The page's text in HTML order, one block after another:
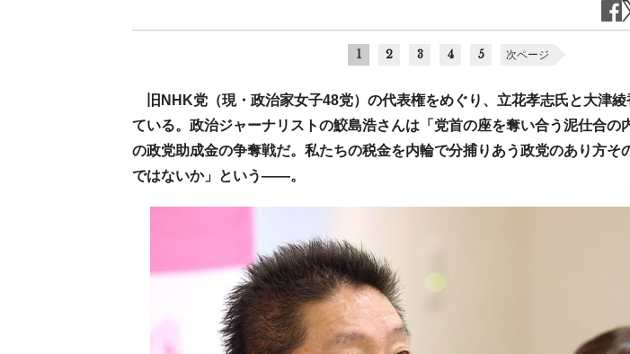
1 2 3 4 5 次ページ
旧NHK党（現・政治家女子48党）の代表権をめぐり、立花孝志氏と大津
ている。政治ジャーナリストの鮫島浩さんは「党首の座を奪い合う泥仕合の
の政党助成金の争奪戦だ。私たちの税金を内輪で分捕りあう政党のあり方そ
ではないか」という――。